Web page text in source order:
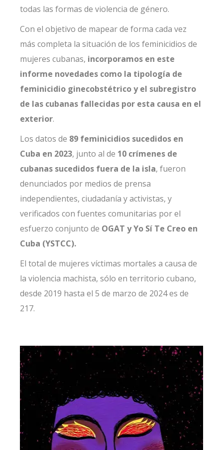
todas las formas de violencia de género.
Con el objetivo de mapear de forma cada vez
más completa la situación de los feminicidios de
mujeres cubanas, incorporamos en este
informe novedades como la tipología de
feminicidio ginecobstétrico y el subregistro
de las cubanas fallecidas por esta causa en el
exterior.
Los datos de 89 feminicidios sucedidos en
Cuba en 2023, junto al de 10 crímenes de
cubanas sucedidos fuera de la isla, fueron
denunciados por medios de prensa
independientes, ciudadanía y activistas, y
verificados con fuentes comunitarias por el
esfuerzo conjunto de OGAT y Yo Sí Te Creo en
Cuba (YSTCC).
El total de mujeres víctimas mortales a causa de
la violencia machista, sólo en territorio cubano,
desde 2019 hasta el 5 de marzo de 2024 es de
217.